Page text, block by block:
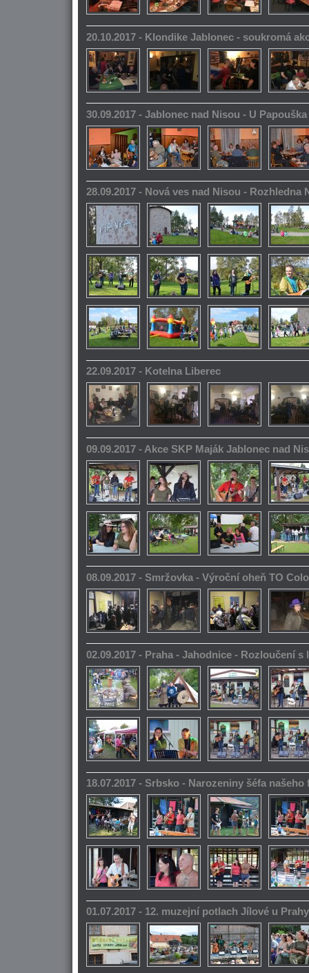
20.10.2017 - Klondike Jablonec - soukromá
30.09.2017 - Jablonec nad Nisou - U
28.09.2017 - Nová ves nad Nisou - Rozhledna
22.09.2017 - Kotelna Liberec
09.09.2017 - Akce SKP Maják Jablonec nad
08.09.2017 - Smržovka - Výroční oheň TO
02.09.2017 - Praha - Jahodnice - Rozloučení s
18.07.2017 - Srbsko - Narozeniny šéfa našeho
01.07.2017 - 12. muzejní potlach Jílové u Prahy